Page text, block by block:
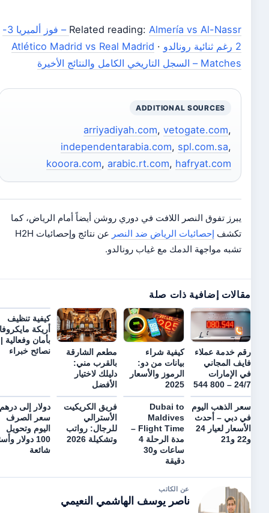
Related reading:
Almería vs Al-Nassr – فوز ألميريا 3-
·
Atlético Madrid vs Real Madrid
Matches – السجل التاريخي الكامل والنتائج الأخيرة
ADDITIONAL SOURCES
arriyadiyah.com,vetogate.com
independentarabia.com,spl.com.sa
kooora.com,arabic.rt.com,hafryat.com
يبرز تفوق النصر اللافت في دوري روشن أيضاً أمام الرياض، كما
تكشفإحصائيات الرياض ضد النصر
عن نتائج وإحصائيات H2H
تشبه مواجهة الدمك مع غياب رونالدو.
مقالات إضافية ذات صلة
رقم خدمة عملاء
فايف المجاني
في الإمارات
24/7 – 800 544
كيفية شراء
بيانات من دو:
الرموز والأسعار
2025
مطعم الشارقة
بالقرب مني:
دليلك لاختيار
الأفضل
كيفية تنظيف
أريكة مايكروفايبر
بأمان وفعالية |
نصائح خبراء
سعر الذهب اليوم
في دبي – أحدث
الأسعار لعيار 24
Dubai to
Maldives
Flight Time –
مدة الرحلة 4
ساعات و30
دقيقة
فريق الكريكيت
الأسترالي
للرجال: رواتب
وتشكيلة 2026
دولار إلى درهم:
سعر الصرف
اليوم وتحويل
100 دولار وأسئلة
شائعة
عن الكاتب
ناصر يوسف الهاشمي النعيمي